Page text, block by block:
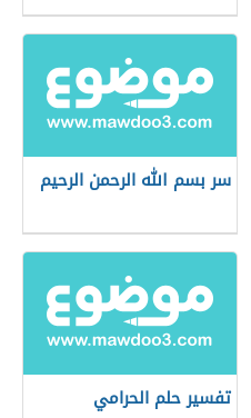
سر بسم الله الرحمن الرحيم
تفسير حلم الحرامي